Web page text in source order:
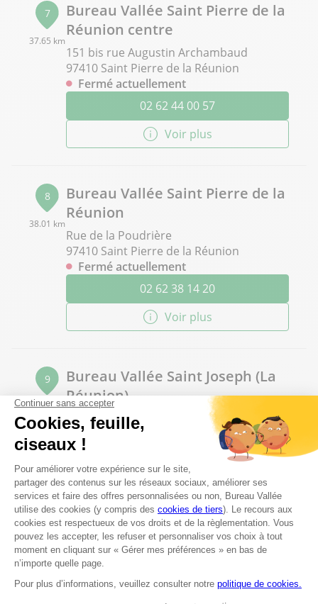
7
37.65 km
Bureau Vallée Saint Pierre de la
Réunion centre
151 bis rue Augustin Archambaud
97410 Saint Pierre de la Réunion
Fermé actuellement
02 62 44 00 57
Voir plus
8
38.01 km
Bureau Vallée Saint Pierre de la
Réunion
Rue de la Poudrière
97410 Saint Pierre de la Réunion
Fermé actuellement
02 62 38 14 20
Voir plus
9
48.31 km
Bureau Vallée Saint Joseph (La
Réunion)
54 rue Raphaël Babet
97480 Saint Joseph (La Réunion)
Fermé actuellement
02 62 93 11 62
Voir plus
Les questions les plus fréquentes
Proposez-vous un service d'impression à La